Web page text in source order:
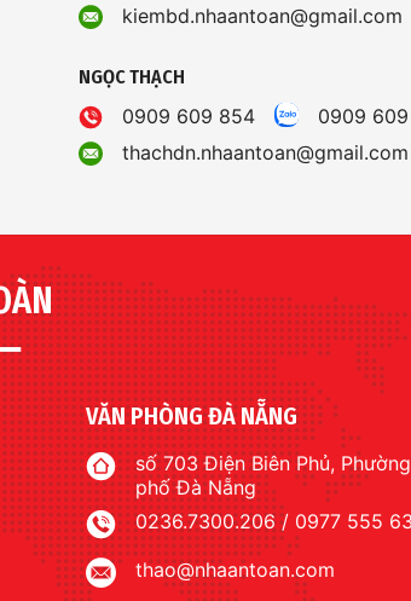
kiembd.nhaantoan@gmail.com
NGỌC THẠCH
0909 609 854
0909
thachdn.nhaantoan@gmail.com
VĂN PHÒNG ĐÀ NẴNG
số 703 Điện Biên Phủ,
phố Đà Nẵng
0236.7300.206 / 0977 555
thao@nhaantoan.com